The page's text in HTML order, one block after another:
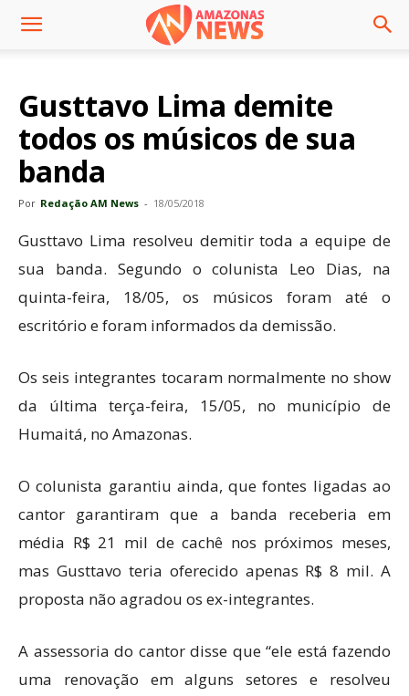
Gusttavo Lima demite
todos os músicos de sua
banda
Por Redação AM News - 18/05/2018
Gusttavo Lima resolveu demitir toda a equipe de
sua banda. Segundo o colunista Leo Dias, na
quinta-feira, 18/05, os músicos foram até o
escritório e foram informados da demissão.
Os seis integrantes tocaram normalmente no show
da última terça-feira, 15/05, no município de
Humaitá, no Amazonas.
O colunista garantiu ainda, que fontes ligadas ao
cantor garantiram que a banda receberia em
média R$ 21 mil de cachê nos próximos meses,
mas Gusttavo teria oferecido apenas R$ 8 mil. A
proposta não agradou os ex-integrantes.
A assessoria do cantor disse que “ele está fazendo
uma renovação em alguns setores e resolveu